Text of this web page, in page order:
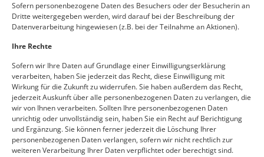
Sofern personenbezogene Daten des Besuchers oder der Besucherin an
Dritte weitergegeben werden, wird darauf bei der Beschreibung der
Datenverarbeitung hingewiesen (z.B. bei der Teilnahme an Aktionen).
Ihre Rechte
Sofern wir Ihre Daten auf Grundlage einer Einwilligungserklärung
verarbeiten, haben Sie jederzeit das Recht, diese Einwilligung mit
Wirkung für die Zukunft zu widerrufen. Sie haben außerdem das Recht,
jederzeit Auskunft über alle personenbezogenen Daten zu verlangen, die
wir von Ihnen verarbeiten. Sollten Ihre personenbezogenen Daten
unrichtig oder unvollständig sein, haben Sie ein Recht auf Berichtigung
und Ergänzung. Sie können ferner jederzeit die Löschung Ihrer
personenbezogenen Daten verlangen, sofern wir nicht rechtlich zur
weiteren Verarbeitung Ihrer Daten verpflichtet oder berechtigt sind.